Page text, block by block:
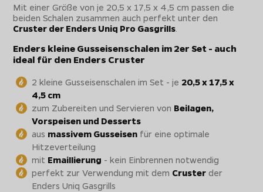
Mit einer Größe von je 20,5 x 17,5 x 4,5 cm passen die
beiden Schalen zusammen auch perfekt unter den
Cruster der Enders Uniq Pro Gasgrills
Enders kleine Gusseisenschalen im 2er Set - auch
ideal für den Enders Cruster
2 kleine Gusseisenschalen im Set - je 20,5 x 17,5 x
4,5 cm
zum Zubereiten und Servieren von Beilagen,
Vorspeisen und Desserts
aus massivem Gusseisen für eine optimale
Hitzeverteilung
mit Emaillierung - kein Einbrennen notwendig
perfekt zur Verwendung mit dem Cruster der
Enders Uniq Gasgrills